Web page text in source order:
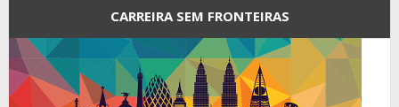
CARREIRA SEM FRONTEIRAS